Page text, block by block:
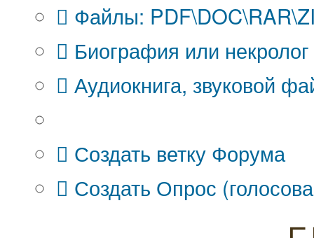
Файлы:
Биография или некролог
Аудиокнига, звуковой
Создать ветку Форума
Создать Опрос